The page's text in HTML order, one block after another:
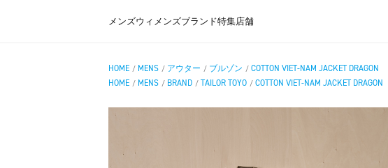
メンズウィメンズブランド特集店舗
HOME / MENS / アウター / ブルゾン / COTTON VIET-NAM JACKET DRAGON
HOME / MENS / BRAND / TAILOR TOYO / COTTON VIET-NAM JACKET DRAGON